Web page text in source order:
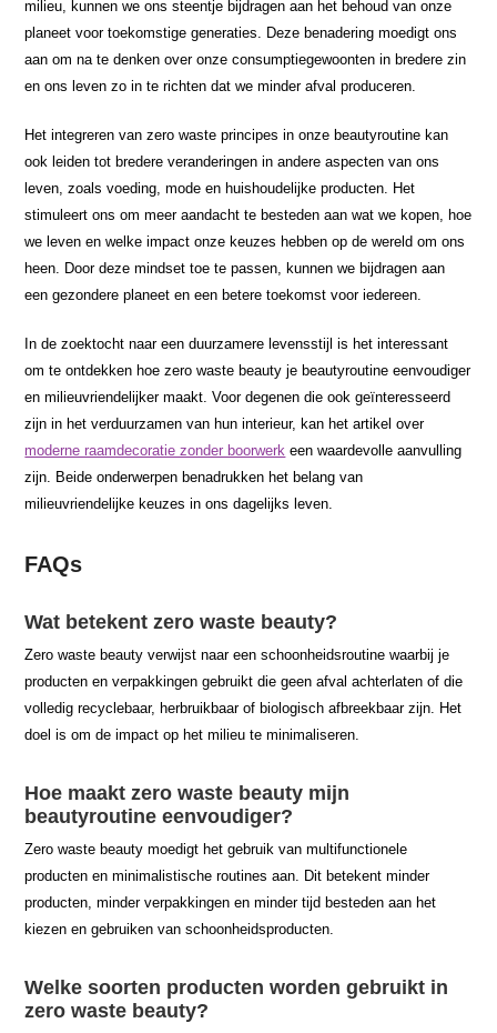
milieu, kunnen we ons steentje bijdragen aan het behoud van onze
planeet voor toekomstige generaties. Deze benadering moedigt ons
aan om na te denken over onze consumptiegewoonten in bredere zin
en ons leven zo in te richten dat we minder afval produceren.
Het integreren van zero waste principes in onze beautyroutine kan
ook leiden tot bredere veranderingen in andere aspecten van ons
leven, zoals voeding, mode en huishoudelijke producten. Het
stimuleert ons om meer aandacht te besteden aan wat we kopen, hoe
we leven en welke impact onze keuzes hebben op de wereld om ons
heen. Door deze mindset toe te passen, kunnen we bijdragen aan
een gezondere planeet en een betere toekomst voor iedereen.
In de zoektocht naar een duurzamere levensstijl is het interessant
om te ontdekken hoe zero waste beauty je beautyroutine eenvoudiger
en milieuvriendelijker maakt. Voor degenen die ook geïnteresseerd
zijn in het verduurzamen van hun interieur, kan het artikel over
moderne raamdecoratie zonder boorwerk een waardevolle aanvulling
zijn. Beide onderwerpen benadrukken het belang van
milieuvriendelijke keuzes in ons dagelijks leven.
FAQs
Wat betekent zero waste beauty?
Zero waste beauty verwijst naar een schoonheidsroutine waarbij je
producten en verpakkingen gebruikt die geen afval achterlaten of die
volledig recyclebaar, herbruikbaar of biologisch afbreekbaar zijn. Het
doel is om de impact op het milieu te minimaliseren.
Hoe maakt zero waste beauty mijn
beautyroutine eenvoudiger?
Zero waste beauty moedigt het gebruik van multifunctionele
producten en minimalistische routines aan. Dit betekent minder
producten, minder verpakkingen en minder tijd besteden aan het
kiezen en gebruiken van schoonheidsproducten.
Welke soorten producten worden gebruikt in
zero waste beauty?